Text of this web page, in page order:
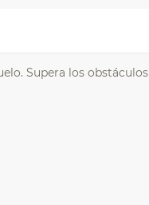
Supera los obstáculos